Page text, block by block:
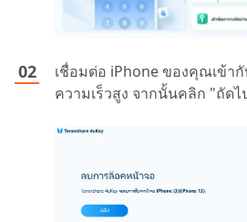
เชื่อมต่อ iPhone ของคุณเข้า
ความเร็วสูง จากนั้นคลิก "ถัดไ